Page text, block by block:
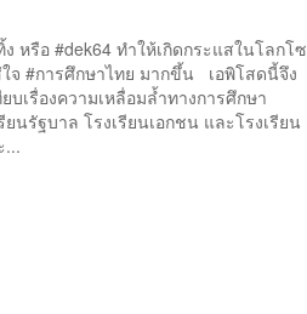
หรือ #dek64 ทำให้เกิดกระแสในโลกโซ
จ #การศึกษาไทย มากขึ้น เอพิโสดนี้จึง
เรื่องความเหลื่อมล้ำทางการศึกษา
นรัฐบาล โรงเรียนเอกชน และโรงเรียน
...